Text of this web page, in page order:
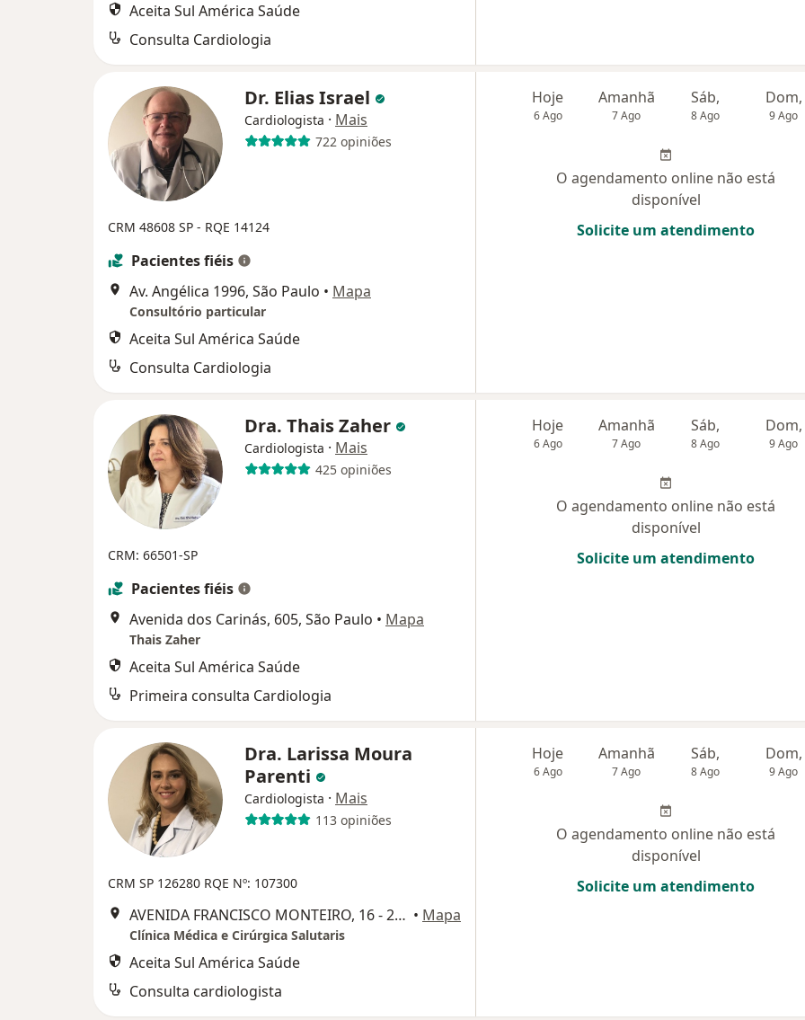
Aceita Sul América Saúde
Consulta Cardiologia
Dr. Elias Israel
Cardiologista · Mais
722 opiniões
CRM 48608 SP - RQE 14124
Pacientes fiéis
Av. Angélica 1996, São Paulo • Mapa
Consultório particular
Aceita Sul América Saúde
Consulta Cardiologia
Hoje
6 Ago
Amanhã
7 Ago
Sáb,
8 Ago
Dom,
9 Ago
O agendamento online não está
disponível
Solicite um atendimento
Dra. Thais Zaher
Cardiologista · Mais
425 opiniões
CRM: 66501-SP
Pacientes fiéis
Avenida dos Carinás, 605, São Paulo • Mapa
Thais Zaher
Aceita Sul América Saúde
Primeira consulta Cardiologia
Hoje
6 Ago
Amanhã
7 Ago
Sáb,
8 Ago
Dom,
9 Ago
O agendamento online não está
disponível
Solicite um atendimento
Dra. Larissa Moura
Parenti
Cardiologista · Mais
113 opiniões
CRM SP 126280 RQE Nº: 107300
AVENIDA FRANCISCO MONTEIRO, 16 - 2º ANDAR - CENTRO, Ribeirão Pires • Mapa
Clínica Médica e Cirúrgica Salutaris
Aceita Sul América Saúde
Consulta cardiologista
Hoje
6 Ago
Amanhã
7 Ago
Sáb,
8 Ago
Dom,
9 Ago
O agendamento online não está
disponível
Solicite um atendimento